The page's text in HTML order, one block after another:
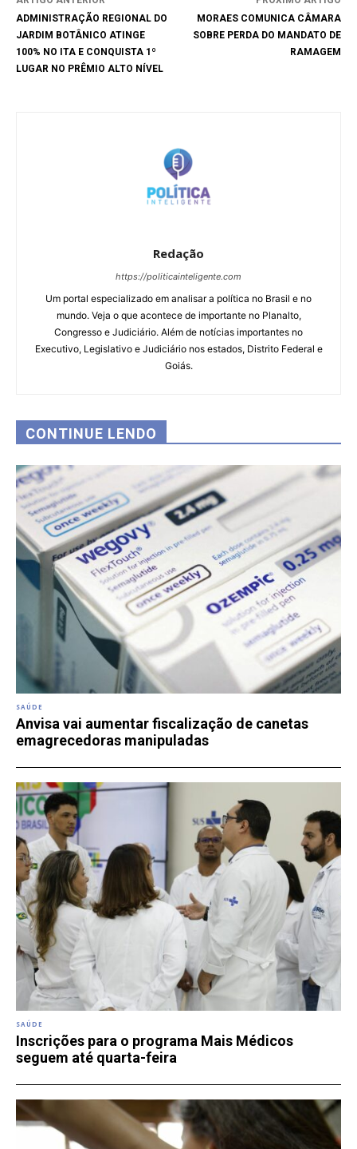
ADMINISTRAÇÃO REGIONAL DO
JARDIM BOTÂNICO ATINGE
100% NO ITA E CONQUISTA 1º
LUGAR NO PRÊMIO ALTO NÍVEL
MORAES COMUNICA CÂMARA
SOBRE PERDA DO MANDATO DE
RAMAGEM
Redação
https://politicainteligente.com
Um portal especializado em analisar a política no Brasil e no
mundo. Veja o que acontece de importante no Planalto,
Congresso e Judiciário. Além de notícias importantes no
Executivo, Legislativo e Judiciário nos estados, Distrito Federal e
Goiás.
CONTINUE LENDO
SAÚDE
Anvisa vai aumentar fiscalização de canetas
emagrecedoras manipuladas
SAÚDE
Inscrições para o programa Mais Médicos
seguem até quarta-feira